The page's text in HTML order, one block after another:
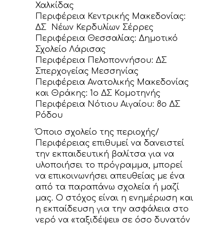
Χαλκίδας
Περιφέρεια Κεντρικής Μακεδονίας:
ΔΣ Νέων Κερδυλίων Σέρρες
Περιφέρεια Θεσσαλίας: Δημοτικό
Σχολείο Λάρισας
Περιφέρεια Πελοποννήσου: ΔΣ
Σπερχογείας Μεσσηνίας
Περιφέρεια Ανατολικής Μακεδονίας
και Θράκης: 1ο ΔΣ Κομοτηνής
Περιφέρεια Νότιου Αιγαίου: 8ο ΔΣ
Ρόδου
Όποιο σχολείο της περιοχής/
Περιφέρειας επιθυμεί να δανειστεί
την εκπαιδευτική βαλίτσα για να
υλοποιήσει το πρόγραμμα, μπορεί
να επικοινωνήσει απευθείας με ένα
από τα παραπάνω σχολεία ή μαζί
μας. Ο στόχος είναι η ενημέρωση και
η εκπαίδευση για την ασφάλεια στο
νερό να «ταξιδέψει» σε όσο δυνατόν